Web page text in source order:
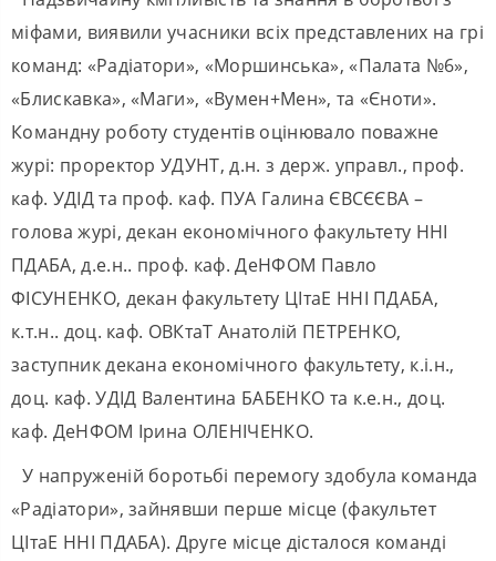
міфами, виявили учасники всіх представлених на грі
команд: «Радіатори», «Моршинська», «Палата №6»,
«Блискавка», «Маги», «Вумен+Мен», та «Єноти».
Командну роботу студентів оцінювало поважне
журі: проректор УДУНТ, д.н. з держ. управл., проф.
каф. УДІД та проф. каф. ПУА Галина ЄВСЄЄВА –
голова журі, декан економічного факультету ННІ
ПДАБА, д.е.н.. проф. каф. ДеНФОМ Павло
ФІСУНЕНКО, декан факультету ЦІтаЕ ННІ ПДАБА,
к.т.н.. доц. каф. ОВКтаТ Анатолій ПЕТРЕНКО,
заступник декана економічного факультету, к.і.н.,
доц. каф. УДІД Валентина БАБЕНКО та к.е.н., доц.
каф. ДеНФОМ Ірина ОЛЕНІЧЕНКО.
У напруженій боротьбі перемогу здобула команда
«Радіатори», зайнявши перше місце (факультет
ЦІтаЕ ННІ ПДАБА). Друге місце дісталося команді